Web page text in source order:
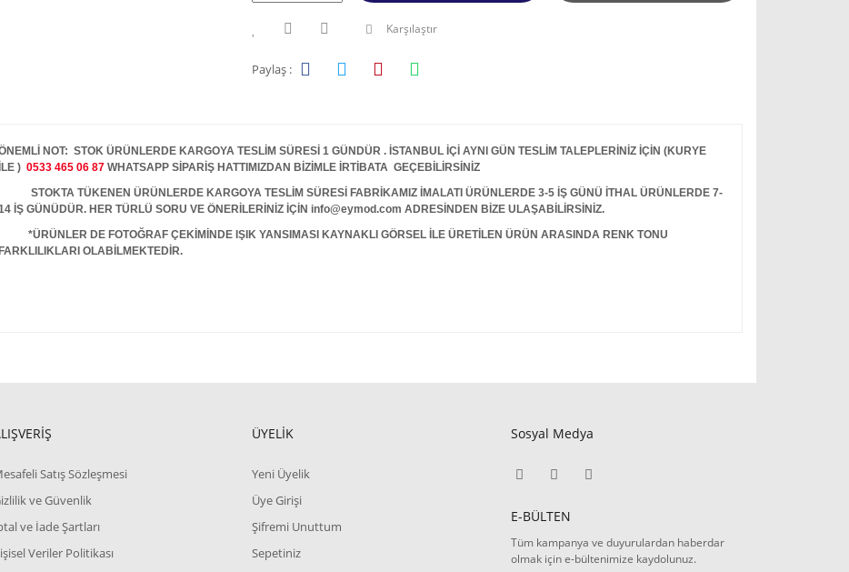
Karşılaştır
Paylaş :
NOT: STOK ÜRÜNLERDE KARGOYA TESLİM SÜRESİ 1 GÜNDÜR . İSTANBUL İÇİ AYNI GÜN TESLİM TALEPLERİNİZ İÇİN (KURYE
İLE ) 0533 465 06 87 WHATSAPP SİPARİŞ HATTIMIZDAN BİZİMLE İRTİBATA GEÇEBİLİRSİNİZ
STOKTA TÜKENEN ÜRÜNLERDE KARGOYA TESLİM SÜRESİ FABRİKAMIZ İMALATI ÜRÜNLERDE 3-5 İŞ GÜNÜ İTHAL ÜRÜNLERDE 7-
İŞ GÜNÜDÜR. HER TÜRLÜ SORU VE ÖNERİLERİNİZ İÇİN info@eymod.com ADRESİNDEN BİZE ULAŞABİLİRSİNİZ.
*ÜRÜNLER DE FOTOĞRAF ÇEKİMİNDE IŞIK YANSIMASI KAYNAKLI GÖRSEL İLE ÜRETİLEN ÜRÜN ARASINDA RENK TONU
FARKLILIKLARI OLABİLMEKTEDİR.
Satış Sözleşmesi
ve Güvenlik
ve İade Şartları
Veriler Politikası
ÜYELİK
Yeni Üyelik
Üye Girişi
Şifremi Unuttum
Sepetiniz
Sosyal Medya
E-BÜLTEN
Tüm kampanya ve duyurulardan haberdar
olmak için e-bültenimize kaydolunuz.